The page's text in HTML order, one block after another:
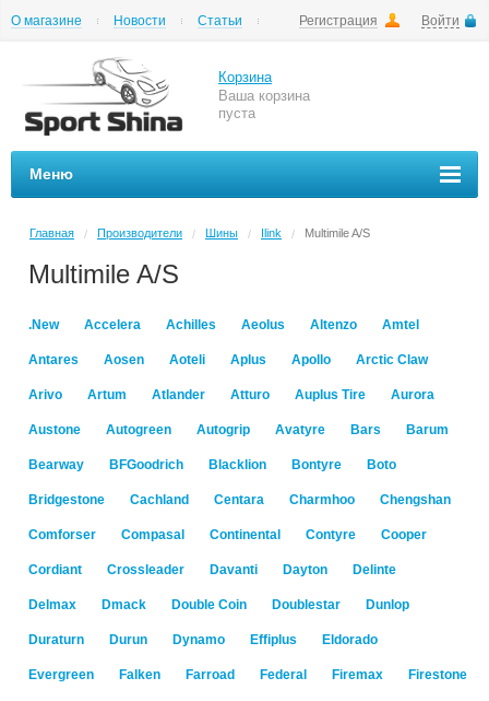
Регистрация Войти
О магазине Новости
Статьи
Корзина
Ваша корзина
пуста
Меню
Главная / Производители / Шины / Ilink / Multimile A/S
Multimile A/S
.New Accelera Achilles Aeolus Altenzo Amtel
Antares Aosen Aoteli Aplus Apollo Arctic Claw
Arivo Artum Atlander Atturo Auplus Tire Aurora
Austone Autogreen Autogrip Avatyre Bars Barum
Bearway BFGoodrich Blacklion Bontyre Boto
Bridgestone Cachland Centara Charmhoo Chengshan
Comforser Compasal Continental Contyre Cooper
Cordiant Crossleader Davanti Dayton Delinte
Delmax Dmack Double Coin Doublestar Dunlop
Duraturn Durun Dynamo Effiplus Eldorado
Evergreen Falken Farroad Federal Firemax Firestone